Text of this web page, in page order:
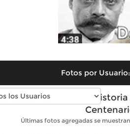
Fotos por Usuario:
Fotos antiguas de
Últimas fotos agregadas se